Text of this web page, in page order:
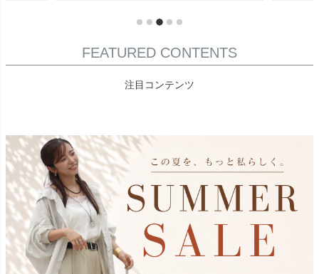
FEATURED CONTENTS
注目コンテンツ